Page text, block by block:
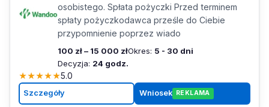
osobistego. Spłata pożyczki Przed terminem
spłaty pożyczkodawca prześle do Ciebie
przypomnienie poprzez wiado
100 zł – 15 000 złOkres: 5 - 30 dni
Decyzja: 24 godz.
★★★★★5.0
Szczegóły Wniosek REKLAMA